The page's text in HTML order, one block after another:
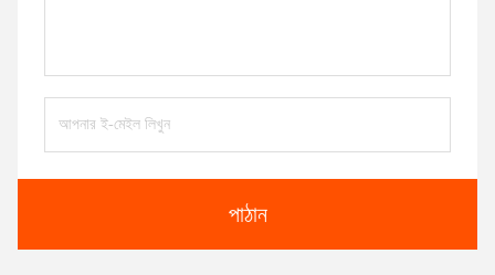
পাঠান